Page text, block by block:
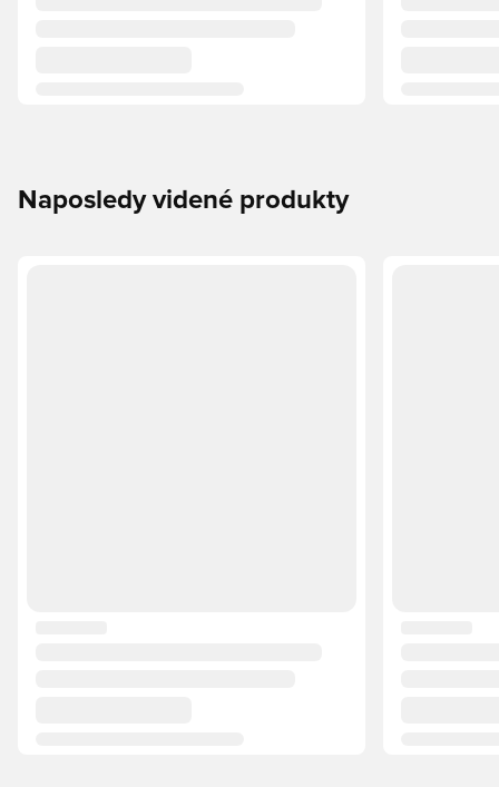
Naposledy videné produkty